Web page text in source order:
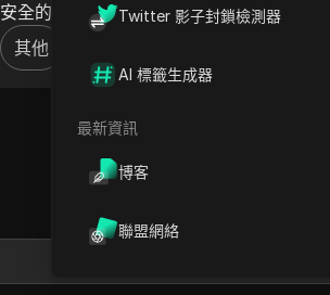
Twitter 影子封鎖檢測器
AI 標籤生成器
最新資訊
博客
聯盟網絡
安全的瀏覽體驗。ProxyLite 多樣化的 IP
其他